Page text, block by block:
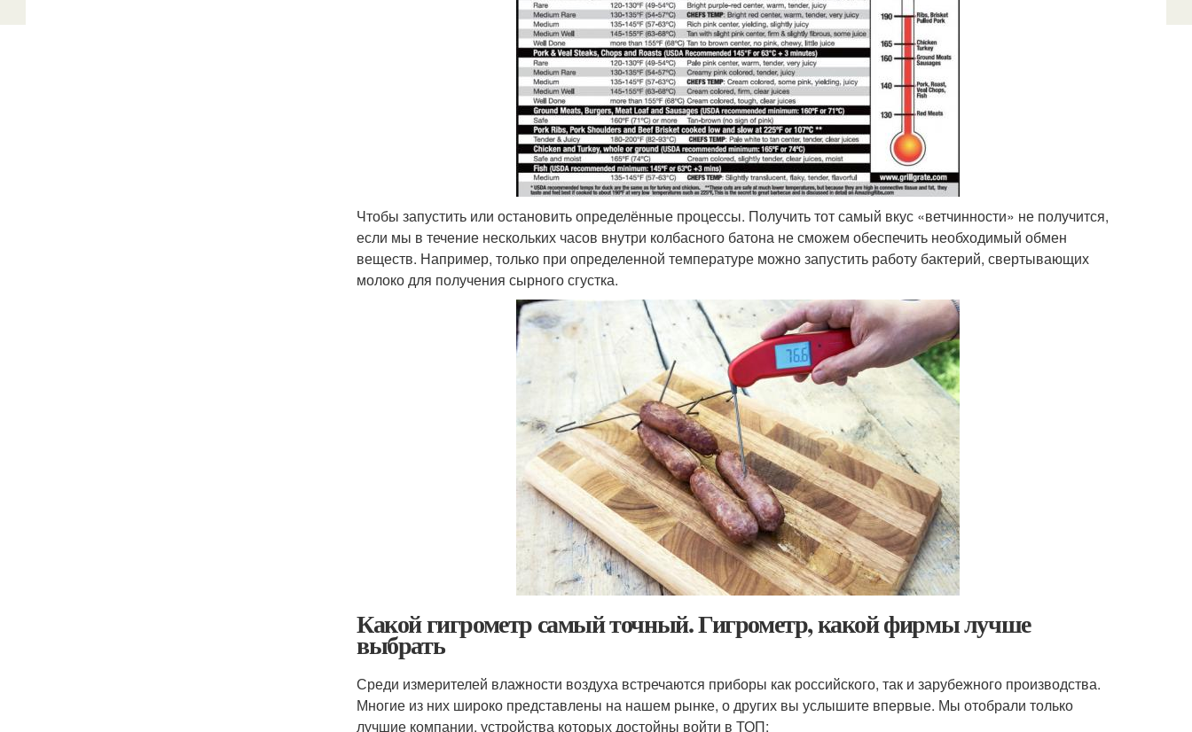
Чтобы запустить или остановить определённые процессы. Получить тот самый вкус «ветчинности» не получится,
если мы в течение нескольких часов внутри колбасного батона не сможем обеспечить необходимый обмен
веществ. Например, только при определенной температуре можно запустить работу бактерий, свертывающих
молоко для получения сырного сгустка.
Какой гигрометр самый точный. Гигрометр, какой фирмы лучше
выбрать
Среди измерителей влажности воздуха встречаются приборы как российского, так и зарубежного производства.
Многие из них широко представлены на нашем рынке, о других вы услышите впервые. Мы отобрали только
лучшие компании, устройства которых достойны войти в ТОП: